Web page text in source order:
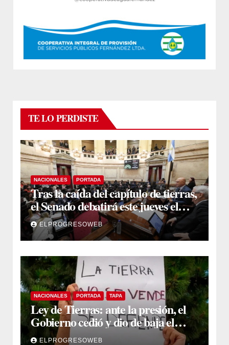
TE LO PERDISTE
NACIONALES PORTADA
Tras la caída del capítulo de tierras,
el Senado debatirá este jueves el
proyecto sobre propiedad privada
ELPROGRESOWEB
NACIONALES PORTADA TAPA
Ley de Tierras: ante la presión, el
Gobierno cedió y dio de baja el
capítulo de la polémica
ELPROGRESOWEB